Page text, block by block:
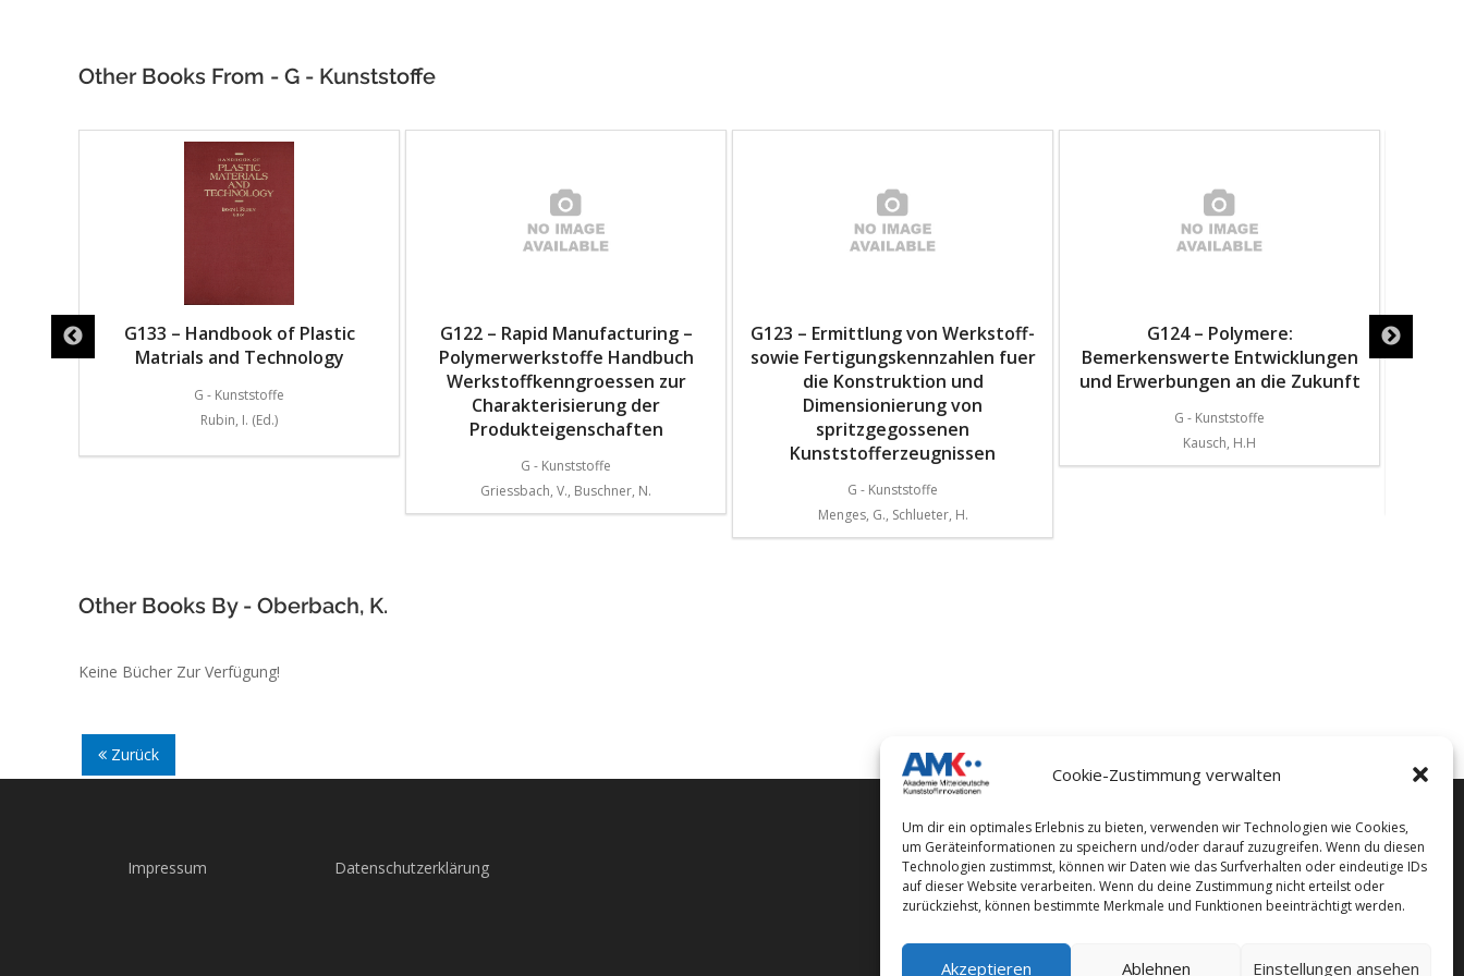
Cookie-Zustimmung verwalten
Um dir ein optimales Erlebnis zu bieten, verwenden wir Technologien wie Cookies,
um Geräteinformationen zu speichern und/oder darauf zuzugreifen. Wenn du diesen
Technologien zustimmst, können wir Daten wie das Surfverhalten oder eindeutige IDs
auf dieser Website verarbeiten. Wenn du deine Zustimmung nicht erteilst oder
zurückziehst, können bestimmte Merkmale und Funktionen beeinträchtigt werden.
Akzeptieren Ablehnen Einstellungen ansehen
Other Books From - G - Kunststoffe
G133 – Handbook of Plastic
Matrials and Technology
G - Kunststoffe
Rubin, I. (Ed.)
G122 – Rapid Manufacturing –
Polymerwerkstoffe Handbuch
Werkstoffkenngroessen zur
Charakterisierung der
Produkteigenschaften
G - Kunststoffe
Griessbach, V., Buschner, N.
G123 – Ermittlung von Werkstoff-
sowie Fertigungskennzahlen fuer
die Konstruktion und
Dimensionierung von
spritzgegossenen
Kunststofferzeugnissen
G - Kunststoffe
Menges, G., Schlueter, H.
G124 – Polymere:
Bemerkenswerte Entwicklungen
und Erwerbungen an die Zukunft
G - Kunststoffe
Kausch, H.H
Other Books By - Oberbach, K.
Keine Bücher Zur Verfügung!
Zurück
Impressum Datenschutzerklärung